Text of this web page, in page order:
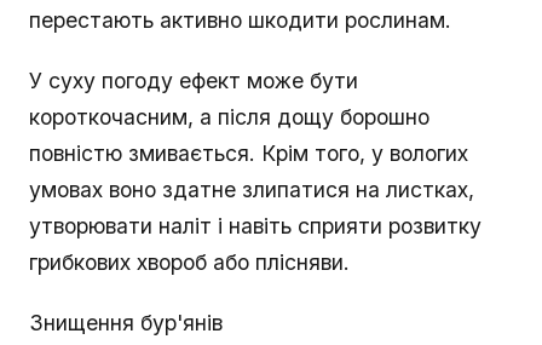
перестають активно шкодити рослинам.
У суху погоду ефект може бути
короткочасним, а після дощу борошно
повністю змивається. Крім того, у вологих
умовах воно здатне злипатися на листках,
утворювати наліт і навіть сприяти розвитку
грибкових хвороб або плісняви.
Знищення бур'янів